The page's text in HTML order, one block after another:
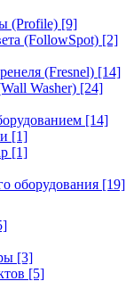
(Profile) [9]
(FollowSpot) [2]
(Fresnel) [14]
Washer) [24]
[14]
[1]
[1]
оборудования [19]
[3]
[5]